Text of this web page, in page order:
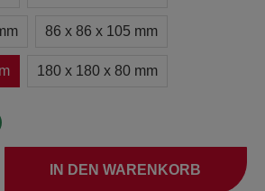
86 x 86 x 105 mm
180 x 180 x 80 mm
IN DEN WARENKORB